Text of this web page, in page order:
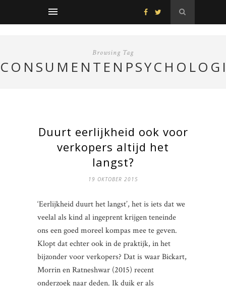
Browsing Tag
Duurt eerlijkheid ook voor
verkopers altijd het
langst?
19 OKTOBER 2015
‘Eerlijkheid duurt het langst’, het is iets dat we
veelal als kind al ingeprent krijgen teneinde
ons een goed moreel kompas mee te geven.
Klopt dat echter ook in de praktijk, in het
bijzonder voor verkopers? Dat is waar Bickart,
Morrin en Ratneshwar (2015) recent
onderzoek naar deden. Ik duik er als